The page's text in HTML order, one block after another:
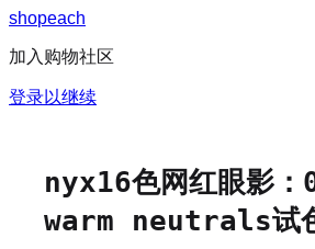
shopeach
加入购物社区
登录以继续
nyx16色网红眼影：
warm neutrals试